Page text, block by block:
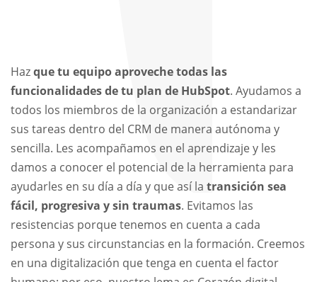
Hazque tu equipo aproveche todas las
funcionalidades de tu plan de HubSpot. Ayudamos a
todos los miembros de la organización a estandarizar
sus tareas dentro del CRM de manera autónoma y
sencilla. Les acompañamos en el aprendizaje y les
damos a conocer el potencial de la herramienta para
ayudarles en su día a día y que así la transición sea
fácil, progresiva y sin traumas. Evitamos las
resistencias porque tenemos en cuenta a cada
persona y sus circunstancias en la formación. Creemos
en una digitalización que tenga en cuenta el factor